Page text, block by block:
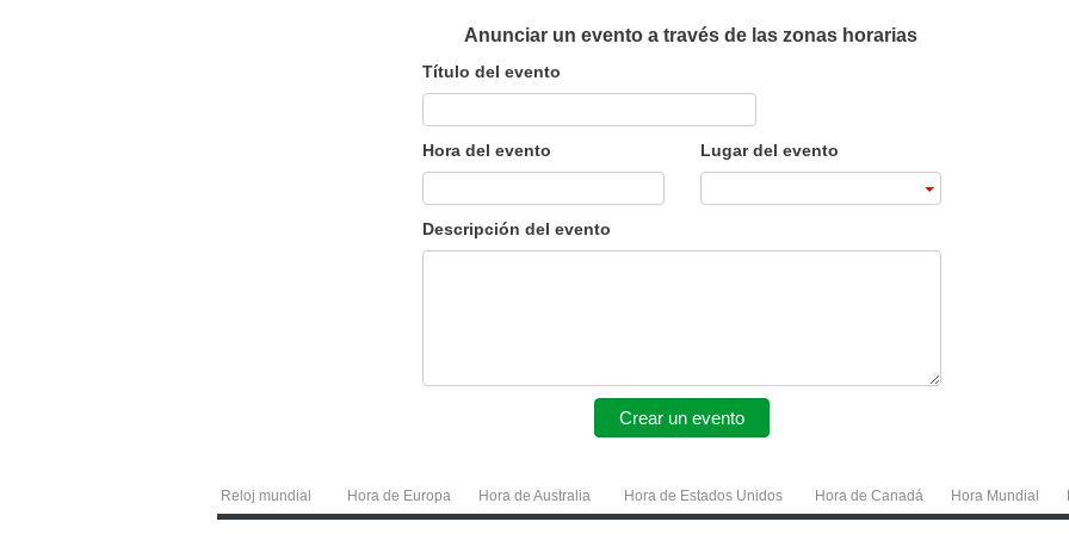
Anunciar un evento a través de las zonas horarias
Título del evento
Hora del evento Lugar del evento
Descripción del evento
Crear un evento
Reloj mundial Hora de Europa Hora de Australia Hora de Estados Unidos Hora de Canadá Hora Mundial